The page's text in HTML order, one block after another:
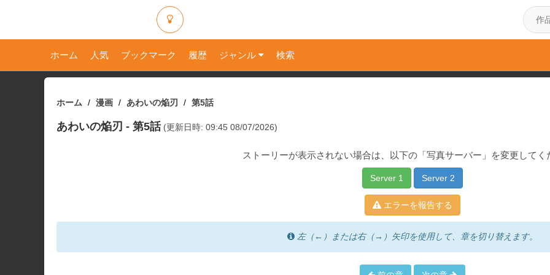
ホーム 人気 ブックマーク 履歴 ジャンル 検索
ホーム 漫画 あわいの焔刃 第5話
あわいの焔刃 - 第5話 (更新日時: 09:45 08/07/2026)
ストーリーが表示されない場合は、以下の「写真サーバー」を変更してく
Server 1 Server 2
エラーを報告する
左（←）または右（→）矢印を使用して、章を切り替えます。